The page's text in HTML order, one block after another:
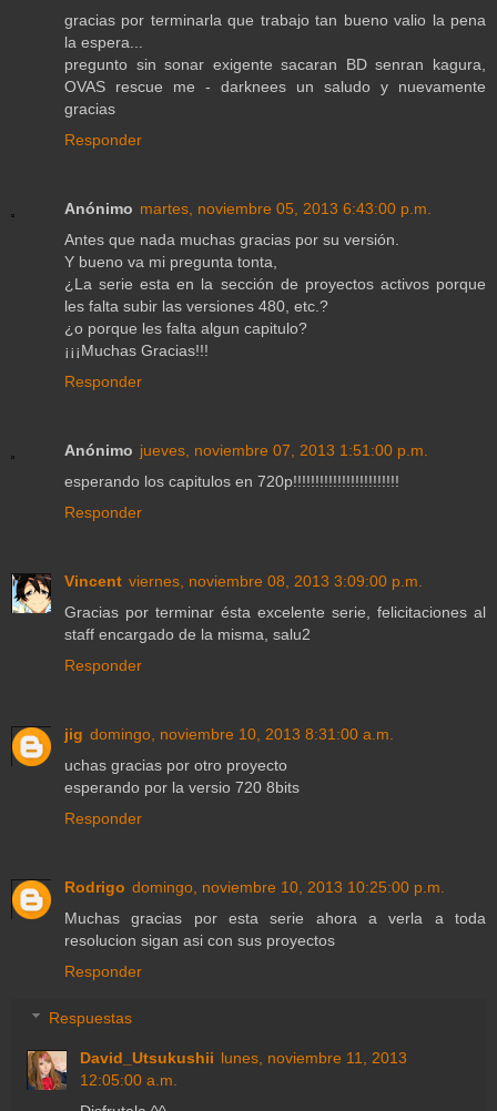
gracias por terminarla que trabajo tan bueno valio la pena
la espera...
pregunto sin sonar exigente sacaran BD senran kagura,
OVAS rescue me - darknees un saludo y nuevamente
gracias
Responder
Anónimo martes, noviembre 05, 2013 6:43:00 p.m.
Antes que nada muchas gracias por su versión.
Y bueno va mi pregunta tonta,
¿La serie esta en la sección de proyectos activos porque
les falta subir las versiones 480, etc.?
¿o porque les falta algun capitulo?
¡¡¡Muchas Gracias!!!
Responder
Anónimo jueves, noviembre 07, 2013 1:51:00 p.m.
esperando los capitulos en 720p!!!!!!!!!!!!!!!!!!!!!!!!
Responder
Vincent viernes, noviembre 08, 2013 3:09:00 p.m.
Gracias por terminar ésta excelente serie, felicitaciones al
staff encargado de la misma, salu2
Responder
jig domingo, noviembre 10, 2013 8:31:00 a.m.
uchas gracias por otro proyecto
esperando por la versio 720 8bits
Responder
Rodrigo domingo, noviembre 10, 2013 10:25:00 p.m.
Muchas gracias por esta serie ahora a verla a toda
resolucion sigan asi con sus proyectos
Responder
Respuestas
David_Utsukushii lunes, noviembre 11, 2013
12:05:00 a.m.